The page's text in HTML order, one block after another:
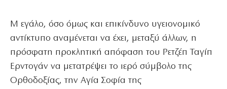
Μ εγάλο, όσο όμως και επικίνδυνο υγειονομικό
αντίκτυπο αναμένεται να έχει, μεταξύ άλλων, η
πρόσφατη προκλητική απόφαση του Ρετζέπ Ταγίπ
Ερντογάν να μετατρέψει το ιερό σύμβολο της
Ορθοδοξίας, την Αγία Σοφία της